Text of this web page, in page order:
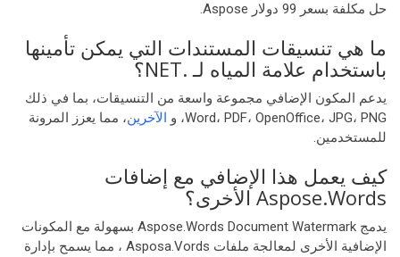
حل مكلفة بسعر 99 دولار Aspose.
ما هي تنسيقات المستندات التي يمكن تأمينها
باستخدام علامة المياه لـ .NET؟
يدعم المكون الإضافي مجموعة واسعة من التنسيقات، بما في ذلك
Word، PDF، OpenOffice، JPG، PNG، و
الآخرين، مما يعزز المرونة
للمستخدمين.
كيف يعمل هذا الإضافي مع إضافات
Aspose.Words الأخرى؟
يدمج Aspose.Words Document Watermark بسهولة مع المكونات
الإضافية الأخرى لمعالجة ملفات Asposa.Vords ، مما يسمح بإدارة